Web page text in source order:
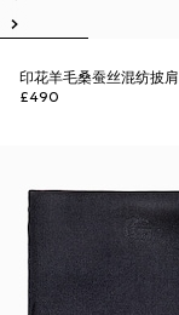
印花羊毛桑蚕丝混纺披肩
£490